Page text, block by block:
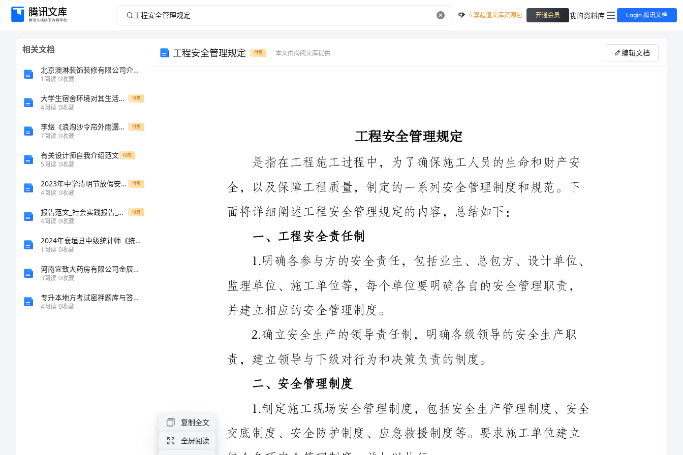
工
立享超值文库资源包 开通会员 我的资料库 Login 腾讯文档
相关文档
北京澳淋装饰装修有限公司介绍企业发展分析报告
1阅读 0收藏
大学生宿舍环境对其生活的影响研究报告 付费
4阅读 0收藏
李煜《浪淘沙令帘外雨潺潺》阅读答案 付费
7阅读 0收藏
有关设计师自我介绍范文 付费
5阅读 0收藏
2023年中学清明节放假安全告知书 付费
4阅读 0收藏
报告范文_社会实践报告_关于新农村课题的实践总结报告 付费
4阅读 0收藏
2024年襄垣县中级统计师《统计基础知识理论及相关知识》考前冲刺预测试卷（附答案及解析）
1阅读 0收藏
河南宜致大药房有限公司金辰瑶光店介绍企业发展分析报告
3阅读 0收藏
专升本地方考试密押题库与答案解析安徽省专升本大学语文模拟10
4阅读 0收藏
工程安全管理规定 付费 本文由尚阅文库提供 编辑文档
全检查，发现安全隐患及时整改，并记录检查情况。
三、安全教育培训
是指在工程施工过程中，为了确保施工人员的生命和财产安
面将详细阐述工程安全管理规定的内容，总结如下：
一、工程安全责任制
1.明确各参与方的安全责任，包括业主、总包方、设计单位、
2.确立安全生产的领导责任制，明确各级领导的安全生产职
责，建立领导与下级对行为和决策负责的制度。
二、安全管理制度
1.制定施工现场安全管理制度，包括安全生产管理制度、安全
健全各项安全管理制度，并加以执行。
复制全文
全屏阅读